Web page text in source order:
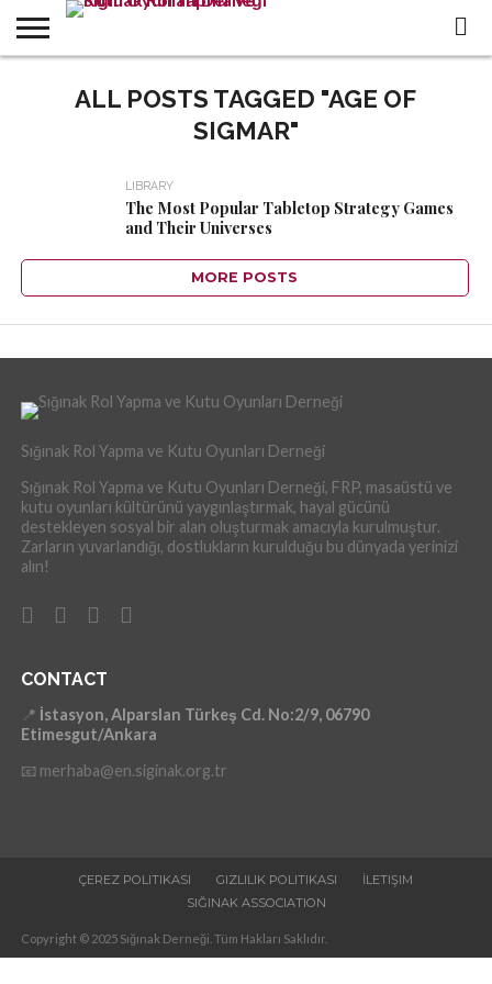
CONTENTS
IN THE
PRESSALL POSTS TAGGED "AGE OF
SIGMAR"
LIBRARY
The Most Popular Tabletop Strategy Games
and Their Universes
MORE POSTS
Sığınak Rol Yapma ve Kutu Oyunları Derneği
Sığınak Rol Yapma ve Kutu Oyunları Derneği, FRP, masaüstü ve
kutu oyunları kültürünü yaygınlaştırmak, hayal gücünü
destekleyen sosyal bir alan oluşturmak amacıyla kurulmuştur.
Zarların yuvarlandığı, dostlukların kurulduğu bu dünyada yerinizi
alın!
CONTACT
📍 İstasyon, Alparslan Türkeş Cd. No:2/9, 06790
Etimesgut/Ankara
📧 merhaba@en.siginak.org.tr
ÇEREZ POLITIKASI GIZLILIK POLITIKASI
İLETIŞIM
SIĞINAK ASSOCIATION
Copyright © 2025 Sığınak Derneği. Tüm Hakları Saklıdır.